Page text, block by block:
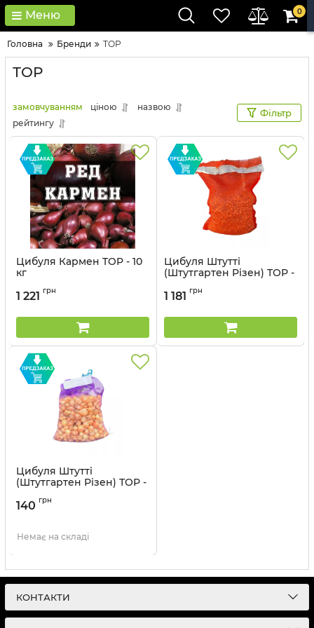
Меню 0
Головна Бренди ТОР
ТОР
замовчуванням ціною
назвою
рейтингу
Фільтр
Цибуля Кармен TOP - 10
кг
1 221 грн
Цибуля Штутті
(Штутгартен Різен) ТОР -
Артикул:
1 181 грн
Цибуля Штутті
(Штутгартен Різен) ТОР -
Артикул:
140 грн
Немає на складі
КОНТАКТИ